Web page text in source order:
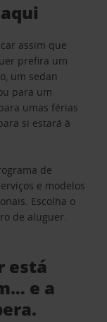
assim que
prefira um
um sedan
para um
umas férias
si estará à
de
e modelos
Escolha o
de aluguer.
está
e a